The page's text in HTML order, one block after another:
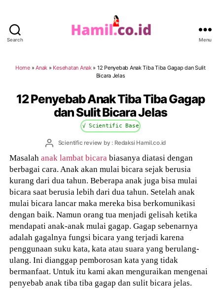
Search Menu
Home»Anak » Kesehatan Anak» 12 Penyebab Anak Tiba Tiba Gagap dan Sulit
Bicara Jelas
12 Penyebab Anak Tiba Tiba Gagap
dan Sulit Bicara Jelas
√ Scientific Base
PostScientific review by : Redaksi Hamil.co.id
Masalahanak lambat bicara biasanya diatasi dengan
berbagai cara. Anak akan mulai bicara sejak berusia
kurang dari dua tahun. Beberapa anak juga bisa mulai
bicara saat berusia lebih dari dua tahun. Setelah anak
mulai bicara lancar maka mereka bisa berkomunikasi
dengan baik. Namun orang tua menjadi gelisah ketika
mendapati anak-anak mulai gagap. Gagap sebenarnya
adalah gagalnya fungsi bicara yang terjadi karena
penggunaan suku kata, kata atau suara yang berulang-
ulang. Ini dianggap pemborosan kata yang tidak
bermanfaat. Untuk itu kami akan menguraikan mengenai
penyebab anak tiba tiba gagap dan sulit bicara jelas.